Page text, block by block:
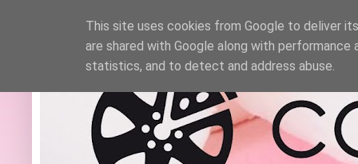
This site uses cookies from Google to deliver
are shared with Google along with
statistics, and to detect and address abuse.